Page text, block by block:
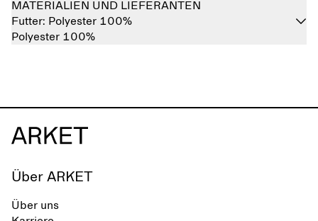
MATERIALIEN UND LIEFERANTEN
Futter: Polyester 100%
Polyester 100%
Über ARKET
Über uns